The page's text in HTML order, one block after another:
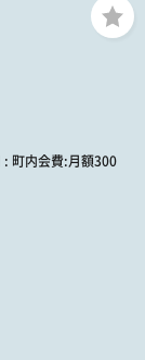
町内会費:月額300